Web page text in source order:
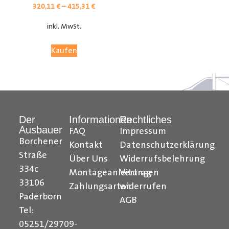
Citroen Berlingo Radkastenschutz, Citroen Jumpy
Radkastenschutz, Citroen Jumper Radkastenschutz,
Citroen Nemo Radkastenschutz, Dacia Dokker
Radkastenschutz, Fiat Doblo Cargo Radkastenschutz,
Fiat Scudo Radkastenschutz, Fiat Ducato
Radkastenschutz, Fiat Fiorino Radkastenschutz, Fiat
Talento Radkastenschutz, Ford Transit Courier
Radkastenschutz, Ford Connect Radkastenschutz, Ford
320,11€–415,31€
inkl. MwSt.
Kaufen
Der
Ausbauer
Borchener
Straße
334c
33106
Paderborn
Tel:
05251/29709-
Informationen
FAQ
Kontakt
Über Uns
Montageanleitungen
Zahlungsarten
Rechtliches
Impressum
Datenschutzerklärung
Widerrufsbelehrung
Vertrag
widerrufen
AGB